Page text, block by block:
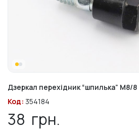
Дзеркал перехідник “шпилька” М8/8
Код: 354184
38 грн.